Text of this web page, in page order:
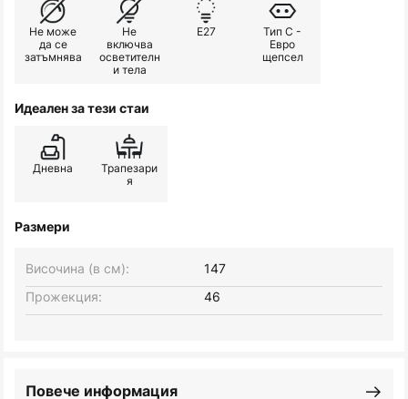
Не може
да се
затъмнява
Не
включва
осветителн
и тела
E27
Тип C -
Евро
щепсел
Идеален за тези стаи
Дневна
Трапезари
я
Размери
Височина (в см):
147
Прожекция:
46
Повече информация